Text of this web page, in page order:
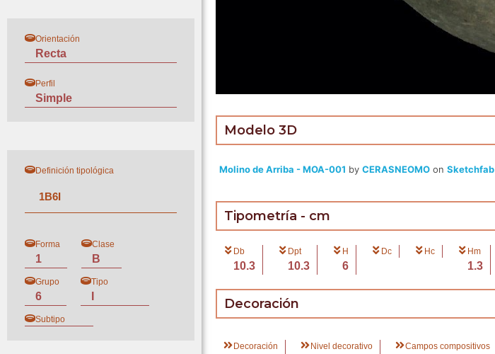
Orientación
Recta
Perfil
Simple
Definición tipológica
1B6I
Forma
1
Clase
B
Grupo
6
Tipo
Subtipo
Modelo 3D
Molino de Arriba - MOA-001 by CERASNEOMOon Sketchfab
Tipometría - cm
Db
10.3
Dpt
10.3
H
6
Dc Hc Hm
1.3
Decoración
Decoración Nivel decorativo Campos compositivos